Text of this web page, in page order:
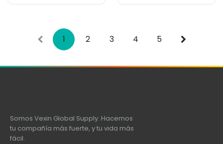
1 2 3 4 5
Somos Vexin Global Supply. Hacemos
tu compañía más fuerte, y tu vida más
fácil.